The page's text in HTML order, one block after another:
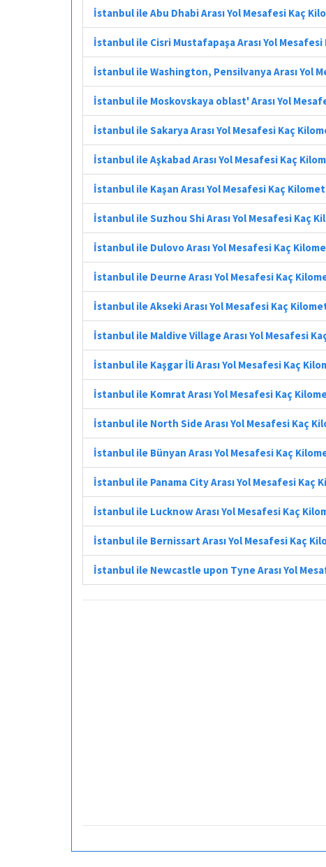
İstanbul ile Abu Dhabi Arası Yol Mesafesi Kaç
İstanbul ile Cisri Mustafapaşa Arası Yol
İstanbul ile Washington, Pensilvanya Arası Yol
İstanbul ile Moskovskaya oblast' Arası Yol
İstanbul ile Sakarya Arası Yol Mesafesi Kaç
İstanbul ile Aşkabad Arası Yol Mesafesi Kaç
İstanbul ile Kaşan Arası Yol Mesafesi Kaç
İstanbul ile Suzhou Shi Arası Yol Mesafesi Kaç
İstanbul ile Dulovo Arası Yol Mesafesi Kaç
İstanbul ile Deurne Arası Yol Mesafesi Kaç
İstanbul ile Akseki Arası Yol Mesafesi Kaç
İstanbul ile Maldive Village Arası Yol Mesafesi
İstanbul ile Kaşgar İli Arası Yol Mesafesi Kaç
İstanbul ile Komrat Arası Yol Mesafesi Kaç
İstanbul ile North Side Arası Yol Mesafesi Kaç
İstanbul ile Bünyan Arası Yol Mesafesi Kaç
İstanbul ile Panama City Arası Yol Mesafesi Kaç
İstanbul ile Lucknow Arası Yol Mesafesi Kaç
İstanbul ile Bernissart Arası Yol Mesafesi Kaç
İstanbul ile Newcastle upon Tyne Arası Yol